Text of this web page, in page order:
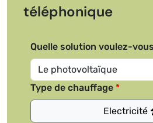
téléphonique
Quelle solution voulez-
Type de chauffage
Electricité